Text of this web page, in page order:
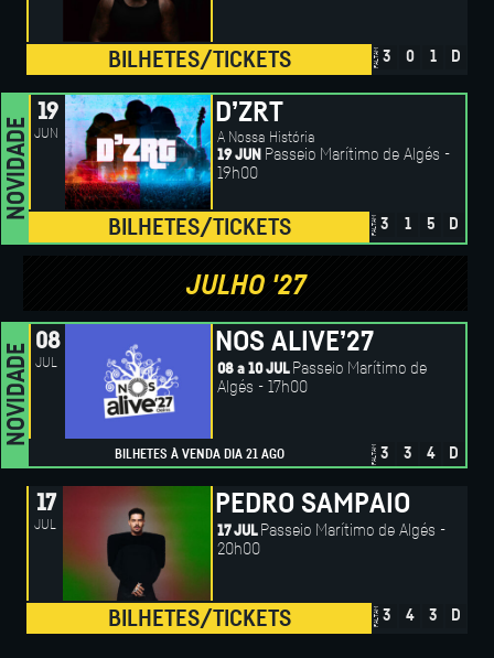
BILHETES/TICKETS FALTAM 3 0 1 D
NOVIDADE
19
JUN
D’ZRT
A Nossa História
19 JUN Passeio Marítimo de Algés -
19h00
BILHETES/TICKETS FALTAM 3 1 5 D
JULHO '27
NOVIDADE
08
JUL
NOS ALIVE’27
08 a 10 JUL Passeio Marítimo de
Algés - 17h00
BILHETES À VENDA DIA 21 AGO FALTAM 3 3 4 D
17
JUL
PEDRO SAMPAIO
17 JUL Passeio Marítimo de Algés -
20h00
BILHETES/TICKETS FALTAM 3 4 3 D